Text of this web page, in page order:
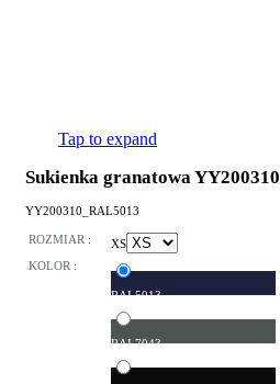
Tap to expand
Sukienka granatowa YY200310
YY200310_RAL5013
ROZMIAR : XS
KOLOR :
RAL5013
RAL7043